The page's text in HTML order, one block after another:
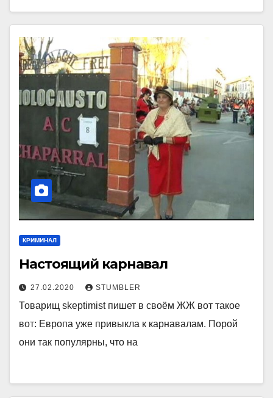
КРИМИНАЛ
Настоящий карнавал
27.02.2020 STUMBLER
Товарищ skeptimist пишет в своём ЖЖ вот такое
вот: Европа уже привыкла к карнавалам. Порой
они так популярны, что на